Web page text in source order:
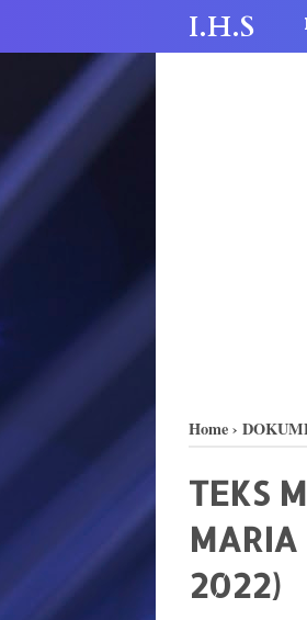
I.H.S
Home›
TEKS
MARIA
2022)